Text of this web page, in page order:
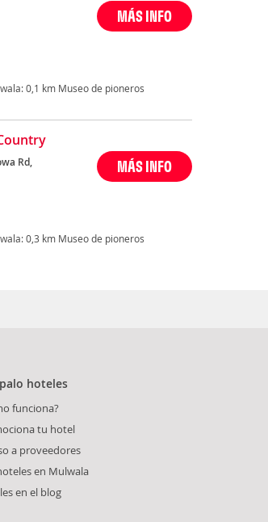
MÁS INFO
0,1 km Museo de pioneros
Rd, MÁS INFO
0,3 km Museo de pioneros
hoteles
funciona?
tu hotel
a proveedores
en Mulwala
en el blog